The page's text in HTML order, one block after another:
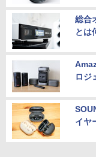
総合
とは
ロジ
イヤ